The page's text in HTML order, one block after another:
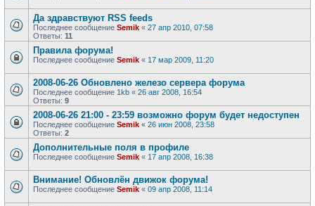
Да здравствуют RSS feeds
Последнее сообщение Semik « 27 апр 2010, 07:58
Ответы: 11
Правила форума!
Последнее сообщение Semik « 17 мар 2009, 11:20
2008-06-26 Обновлено железо сервера форума
Последнее сообщение 1kb « 26 авг 2008, 16:54
Ответы: 9
2008-06-26 21:00 - 23:59 возможно форум будет недоступен
Последнее сообщение Semik « 26 июн 2008, 23:58
Ответы: 2
Дополнительные поля в профиле
Последнее сообщение Semik « 17 апр 2008, 16:38
Внимание! Обновлён движок форума!
Последнее сообщение Semik « 09 апр 2008, 11:14